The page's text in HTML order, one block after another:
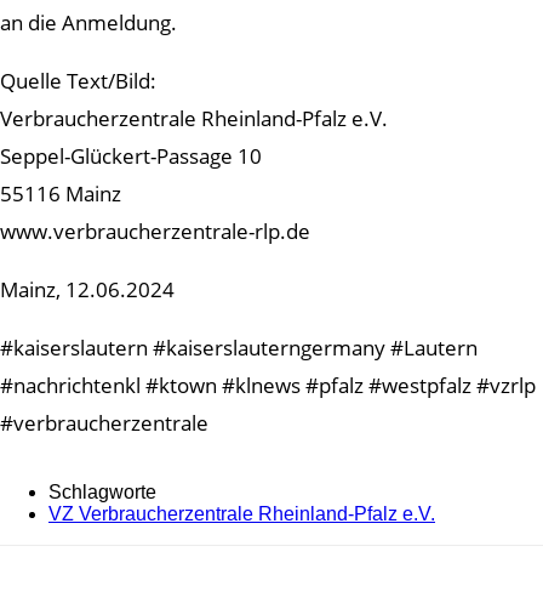
an die Anmeldung.
Quelle Text/Bild:
Verbraucherzentrale Rheinland-Pfalz e.V.
Seppel-Glückert-Passage 10
55116 Mainz
www.verbraucherzentrale-rlp.de
Mainz, 12.06.2024
#kaiserslautern #kaiserslauterngermany #Lautern
#nachrichtenkl #ktown #klnews #pfalz #westpfalz #vzrlp
#verbraucherzentrale
Schlagworte
VZ Verbraucherzentrale Rheinland-Pfalz e.V.